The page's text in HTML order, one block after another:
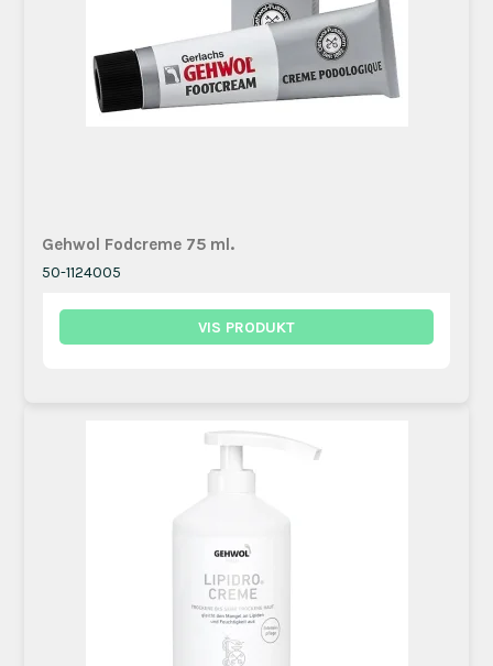
Gehwol Fodcreme 75 ml.
50-1124005
VIS PRODUKT